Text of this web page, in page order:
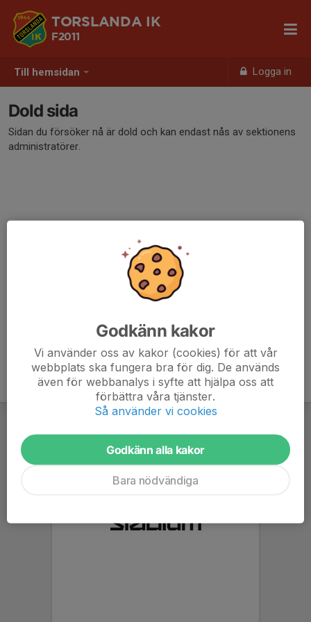
Till hemsidan Logga in
TORSLANDA IK
F2011
Dold sida
Sidan du försöker nå är dold och kan endast nås av sektionens
administratörer.
Godkänn kakor
Vi använder oss av kakor (cookies) för att vår
webbplats ska fungera bra för dig. De används
även för webbanalys i syfte att hjälpa oss att
förbättra våra tjänster.
Så använder vi cookies
Godkänn alla kakor
Bara nödvändiga